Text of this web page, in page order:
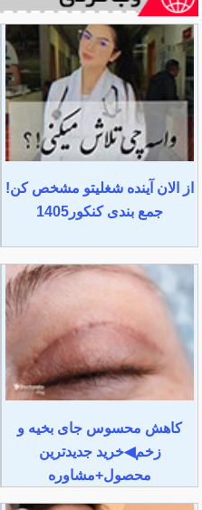
از الان آینده شغلیتو مشخص کن!
جمع بندی کنکور1405
کاهش محسوس جای بخیه و
زخم◀خرید جدیدترین
محصول+مشاوره